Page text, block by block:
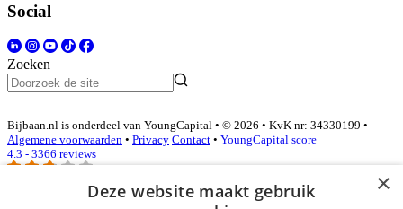
Social
Zoeken
Bijbaan.nl is onderdeel van YoungCapital • © 2026 • KvK nr: 34330199 •
Algemene voorwaarden • Privacy Contact • YoungCapital score
4.3 - 3366 reviews
×
Deze website maakt gebruik